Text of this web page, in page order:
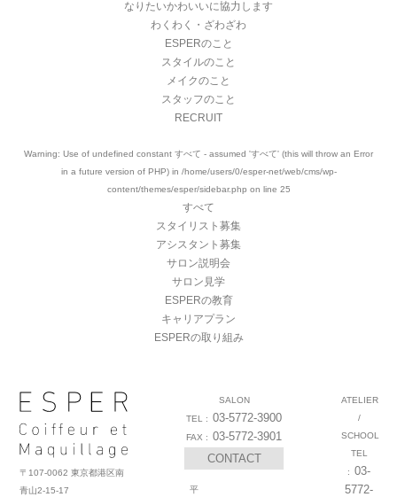
なりたいかわいいに協力します
わくわく・ざわざわ
ESPERのこと
スタイルのこと
メイクのこと
スタッフのこと
RECRUIT
Warning: Use of undefined constant すべて - assumed 'すべて' (this will throw an Error
in a future version of PHP) in /home/users/0/esper-net/web/cms/wp-
content/themes/esper/sidebar.php on line 25
すべて
スタイリスト募集
アシスタント募集
サロン説明会
サロン見学
ESPERの教育
キャリアプラン
ESPERの取り組み
〒107-0062 東京都港区南
青山2-15-17
SALON
03-5772-3900
03-5772-3901
CONTACT
平
ATELIER
/
SCHOOL
03-
5772-